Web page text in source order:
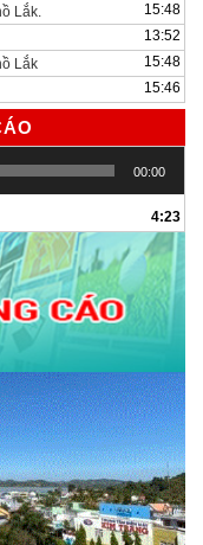
Lắk. 15:48
13:52
Lắk 15:48
15:46
00:00
4:23